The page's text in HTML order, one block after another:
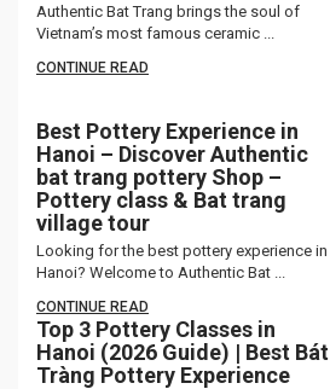
Authentic Bat Trang brings the soul of
Vietnam’s most famous ceramic ...
CONTINUE READ
Best Pottery Experience in
Hanoi – Discover Authentic
bat trang pottery Shop –
Pottery class & Bat trang
village tour
Looking for the best pottery experience in
Hanoi? Welcome to Authentic Bat ...
CONTINUE READ
Top 3 Pottery Classes in
Hanoi (2026 Guide) | Best Bát
Tràng Pottery Experience